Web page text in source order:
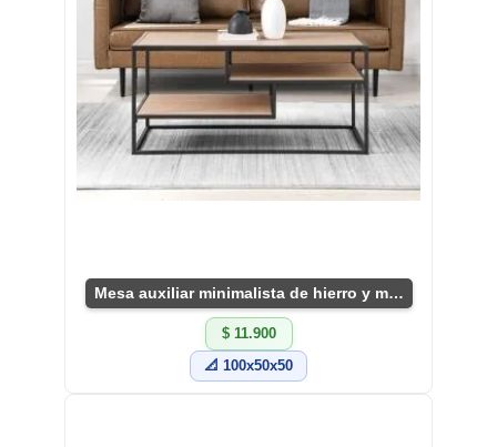
Mesa auxiliar minimalista de hierro y madera
$ 11.900
📐 100x50x50